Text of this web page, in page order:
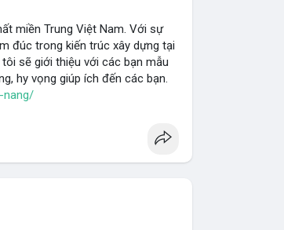
miền Trung Việt Nam. Với sự
đúc trong kiến trúc xây dựng tại
sẽ giới thiệu với các bạn mẫu
hy vọng giúp ích đến các bạn.
nang/